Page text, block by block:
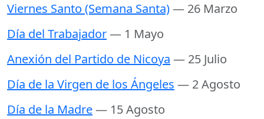
Viernes Santo (Semana Santa)— 26 Marzo
Día del Trabajador— 1 Mayo
Anexión del Partido de Nicoya — 25 Julio
Día de la Virgen de los Ángeles — 2 Agosto
Día de la Madre— 15 Agosto